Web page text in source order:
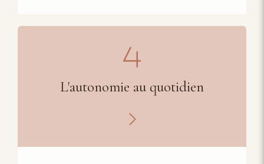
L'autonomie au quotidien